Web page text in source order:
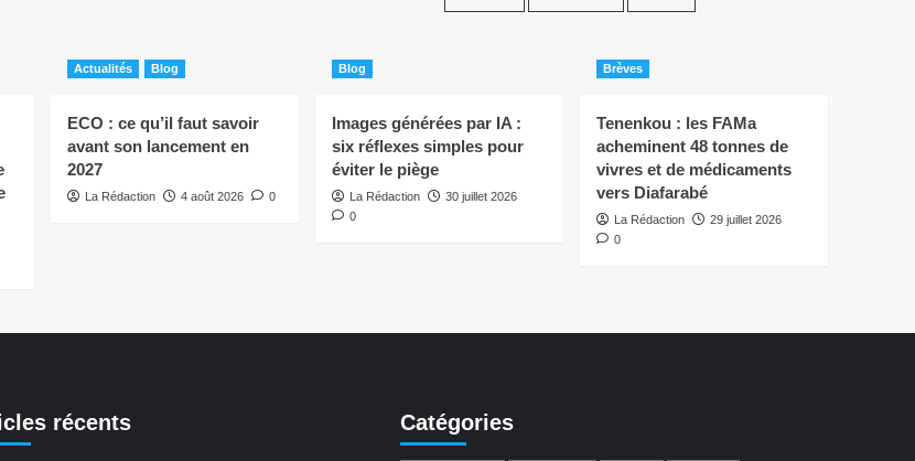
Actualités Blog
ECO : ce qu’il faut savoir
avant son lancement en
2027
La Rédaction 4 août 2026 0
Blog
Images générées par IA :
six réflexes simples pour
éviter le piège
La Rédaction
30 juillet 2026
0
Brèves
Tenenkou : les FAMa
acheminent 48 tonnes de
vivres et de médicaments
vers Diafarabé
La Rédaction
29 juillet 2026
0
récents Catégories